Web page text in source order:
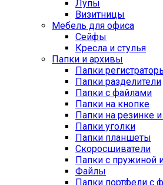
Лупы
Визитницы
Мебель для офиса
Сейфы
Кресла и стулья
Папки и архивы
Папки
Папки разделители
Папки с файлами
Папки на кнопке
Папки на резинке
Папки уголки
Папки планшеты
Скоросшиватели
Папки с пружиной
Файлы
Папки портфели с